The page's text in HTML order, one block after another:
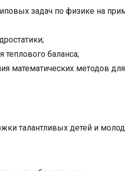
задач по физике на
баланса;
математических методов
талантливых детей и